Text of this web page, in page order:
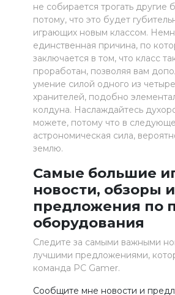
не собирается трогать другие
потому, что это будет
играющих новым классом.
единственная причина, по
заключается в том, что класс
проработан, позволяя вам
умение силой одного из
хранителей, подобно
колдуна. Наслаждайтесь
можете, потому что в
астрономическая сила,
землю.
Самые большие
новости, обзоры и
предложения по
оборудования
Следите за самыми важными
лучшими предложениями,
команда PC Gamer.
Сообщите мне новости и